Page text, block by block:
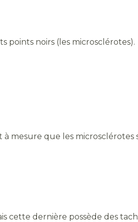
points noirs (les microsclérotes).
mesure que les microsclérotes
cette dernière possède des